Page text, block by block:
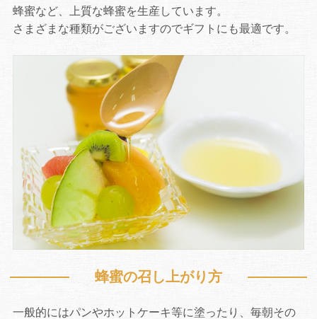
蜂蜜など、上質な蜂蜜を生産しています。
さまざまな種類がございますのでギフトにも最適です。
蜂蜜の召し上がり方
一般的にはパンやホットケーキ等に塗ったり、毎朝その